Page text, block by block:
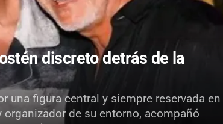
discreto detrás de la
una figura central y siempre reservada en
de su entorno, acompañó